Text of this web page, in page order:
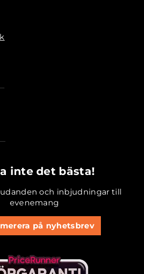
inte det bästa!
och inbjudningar till
evenemang
på nyhetsbrev